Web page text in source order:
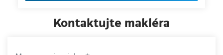
Kontaktujte makléra